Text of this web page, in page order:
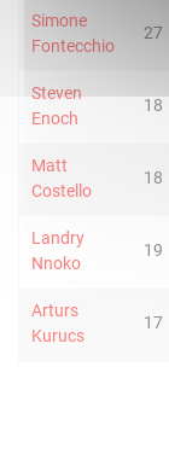
Simone
Fontecchio
27
Steven
Enoch
18
Matt
Costello
18
Landry
Nnoko
19
Arturs
Kurucs
17